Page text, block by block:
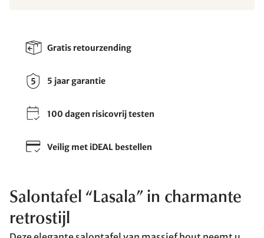
Gratis retourzending
5 jaar garantie
100 dagen risicovrij testen
Veilig met iDEAL bestellen
Salontafel “Lasala” in charmante
retrostijl